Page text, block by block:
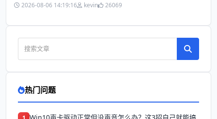
2026-08-06 14:19:16 kevin 26069
热门问题
Win10声卡驱动正常但没声音怎么办？这3招自己就能搞